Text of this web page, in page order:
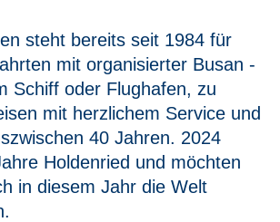
steht bereits seit 1984 für
mit organisierter Busan -
Schiff oder Flughafen, zu
mit herzlichem Service und
40 Jahren. 2024
Holdenried und möchten
in diesem Jahr die Welt